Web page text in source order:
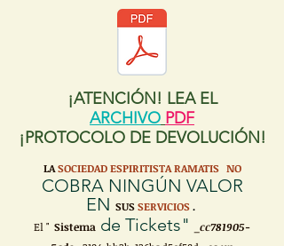
¡ATENCIÓN! LEA EL
ARCHIVO PDF
¡PROTOCOLO DE DEVOLUCIÓN!
LA SOCIEDAD ESPIRITISTA RAMATIS NO
COBRA NINGÚN VALOR
EN SUSSERVICIOS.
El " Sistema de Tickets"
_cc781905-